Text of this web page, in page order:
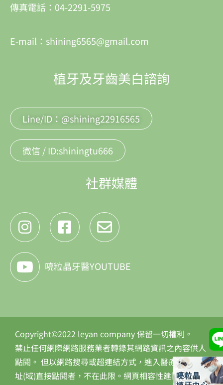
傳真電話：04-2291-5975
E-mail：shining6565@gmail.com
植牙及牙齒美白諮詢
Line/ID：@shining22916565
微信 / ID:shiningtu666
社群媒體
喨粒晶牙醫YOUTUBE
Copyright©2022 leyan company 保留一切權利。
禁止任何網際網路服務業者轉錄其網路資訊之內容供人
點閱。 但以網路搜尋或超連結方式，進入醫療機構之網
址(域)直接點閱者，不在此限。網頁相容性建議使用